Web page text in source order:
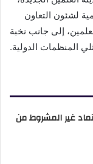
لشئون التعاون
إلى جانب نخبة
المنظمات الدولية.
غير المشروط من